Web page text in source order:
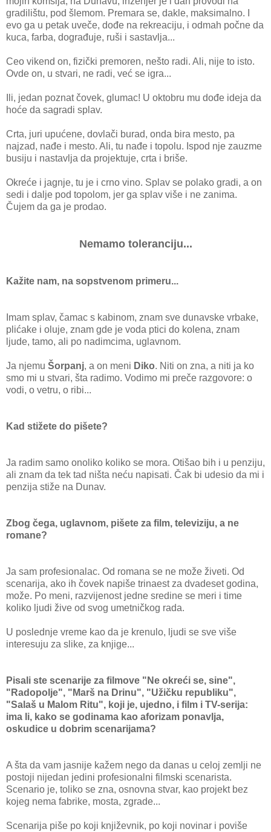
gradilištu, pod šlemom. Premara se, dakle, maksimalno. I
evo ga u petak uveče, dođe na rekreaciju, i odmah počne da
kuca, farba, dograđuje, ruši i sastavlja...
Ceo vikend on, fizički premoren, nešto radi. Ali, nije to isto.
Ovde on, u stvari, ne radi, već se igra...
Ili, jedan poznat čovek, glumac! U oktobru mu dođe ideja da
hoće da sagradi splav.
Crta, juri upućene, dovlači burad, onda bira mesto, pa
najzad, nađe i mesto. Ali, tu nađe i topolu. Ispod nje zauzme
busiju i nastavlja da projektuje, crta i briše.
Okreće i jagnje, tu je i crno vino. Splav se polako gradi, a on
sedi i dalje pod topolom, jer ga splav više i ne zanima.
Čujem da ga je prodao.
Nemamo toleranciju...
Kažite nam, na sopstvenom primeru...
Imam splav, čamac s kabinom, znam sve dunavske vrbake,
plićake i oluje, znam gde je voda ptici do kolena, znam
ljude, tamo, ali po nadimcima, uglavnom.
Ja njemu Šorpanj, a on meni Diko. Niti on zna, a niti ja ko
smo mi u stvari, šta radimo. Vodimo mi preče razgovore: o
vodi, o vetru, o ribi...
Kad stižete do pišete?
Ja radim samo onoliko koliko se mora. Otišao bih i u penziju,
ali znam da tek tad ništa neću napisati. Čak bi udesio da mi i
penzija stiže na Dunav.
Zbog čega, uglavnom, pišete za film, televiziju, a ne
romane?
Ja sam profesionalac. Od romana se ne može živeti. Od
scenarija, ako ih čovek napiše trinaest za dvadeset godina,
može. Po meni, razvijenost jedne sredine se meri i time
koliko ljudi žive od svog umetničkog rada.
U poslednje vreme kao da je krenulo, ljudi se sve više
interesuju za slike, za knjige...
Pisali ste scenarije za filmove "Ne okreći se, sine",
"Radopolje", "Marš na Drinu", "Užičku republiku",
"Salaš u Malom Ritu", koji je, ujedno, i film i TV-serija:
ima li, kako se godinama kao aforizam ponavlja,
oskudice u dobrim scenarijama?
A šta da vam jasnije kažem nego da danas u celoj zemlji ne
postoji nijedan jedini profesionalni filmski scenarista.
Scenario je, toliko se zna, osnovna stvar, kao projekt bez
kojeg nema fabrike, mosta, zgrade...
Scenarija piše po koji književnik, po koji novinar i poviše